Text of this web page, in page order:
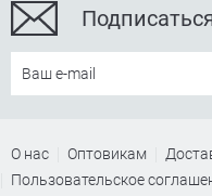
О нас Оптовикам
Пользовательское